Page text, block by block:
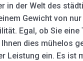
in der Welt des
Gewicht von
Egal, ob Sie
dies mühelos
Leistung ein. Es ist